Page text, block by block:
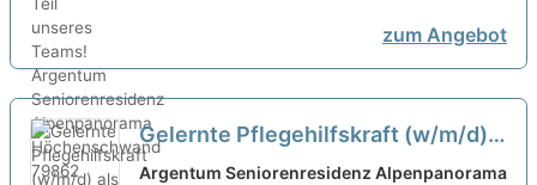
zum Angebot
Gelernte Pflegehilfskraft (w/m/d)
als Dauernachtwache - Werden Sie
Argentum Seniorenresidenz Alpenpanorama